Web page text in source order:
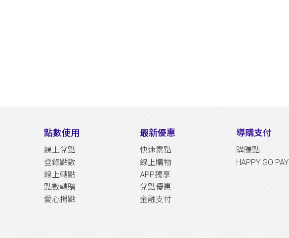
點數使用
線上兌點
登錄點數
線上轉點
點數轉贈
愛心捐點
最新優惠
快速累點
線上購物
APP獨享
兌點優惠
金融支付
導購支付
購賺點
HAPPY GO PAY